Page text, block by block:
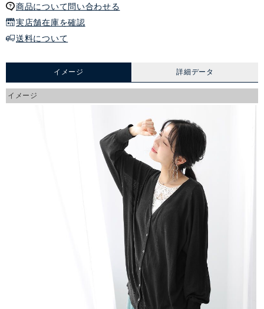
商品について問い合わせる
実店舗在庫を確認
送料について
イメージ 詳細データ
イメージ